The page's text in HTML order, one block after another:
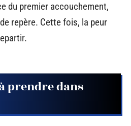
du premier accouchement,
repère. Cette fois, la peur
prendre dans